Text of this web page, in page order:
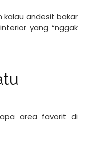
kalau andesit bakar
yang “nggak
area favorit di